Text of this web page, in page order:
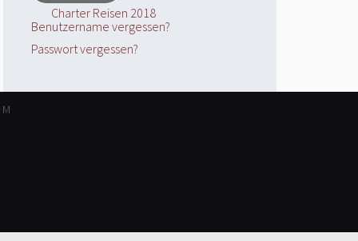
Charter Reisen 2018
Benutzername vergessen?
Passwort vergessen?